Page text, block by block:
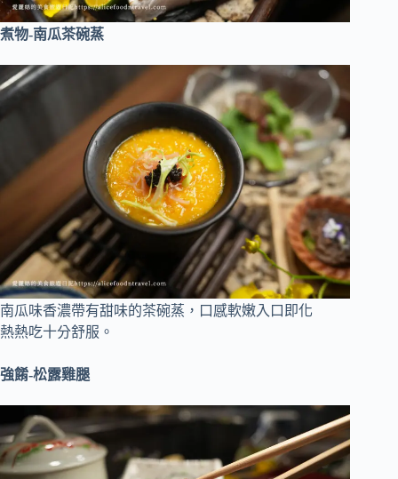
煮物-南瓜茶碗蒸
南瓜味香濃帶有甜味的茶碗蒸，口感軟嫩入口即化
熱熱吃十分舒服。
強餚-松露雞腿